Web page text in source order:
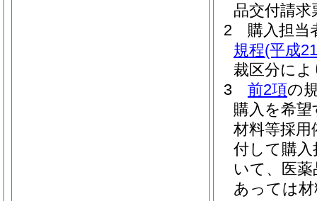
品交付請
2
購入担当
規程(平成
裁区分に
3
前2項の
購入を希
材料等採用
付して購
いて、医
あっては